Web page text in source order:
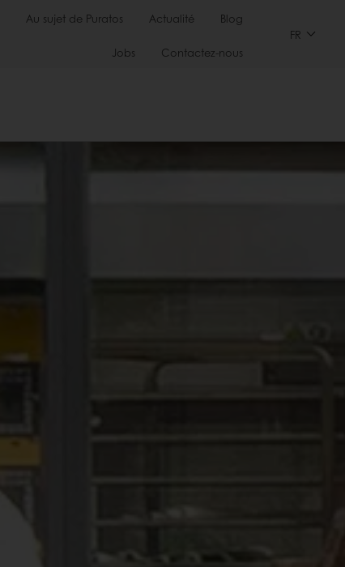
Au sujet de Puratos Actualité Blog
Jobs Contactez-nous
FR